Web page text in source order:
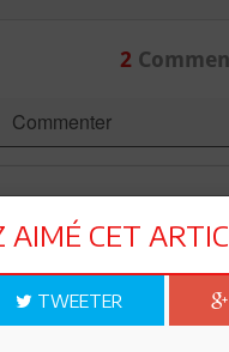
2
Commenter
AIMÉ CET
TWEETER